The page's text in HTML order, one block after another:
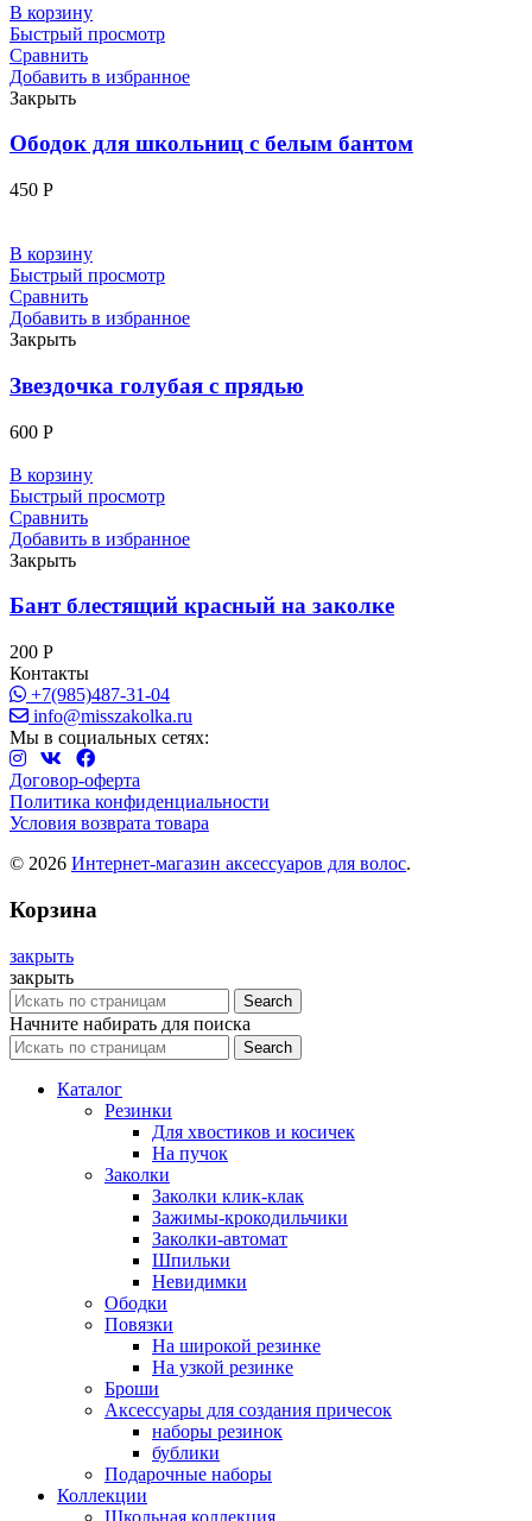
В корзину
Быстрый просмотр
Сравнить
Добавить в избранное
Закрыть
Ободок для школьниц с белым бантом
450 Р
В корзину
Быстрый просмотр
Сравнить
Добавить в избранное
Закрыть
Звездочка голубая с прядью
600 Р
В корзину
Быстрый просмотр
Сравнить
Добавить в избранное
Закрыть
Бант блестящий красный на заколке
200 Р
Контакты
+7(985)487-31-04
info@misszakolka.ru
Мы в социальных сетях:
Договор-оферта
Политика конфиденциальности
Условия возврата товара
© 2026 Интернет-магазин аксессуаров для волос.
Корзина
закрыть
закрыть
Search
Начните набирать для поиска
Search
Каталог
Резинки
Для хвостиков и косичек
На пучок
Заколки
Заколки клик-клак
Зажимы-крокодильчики
Заколки-автомат
Шпильки
Невидимки
Ободки
Повязки
На широкой резинке
На узкой резинке
Броши
Аксессуары для создания причесок
наборы резинок
бублики
Подарочные наборы
Коллекции
Школьная коллекция